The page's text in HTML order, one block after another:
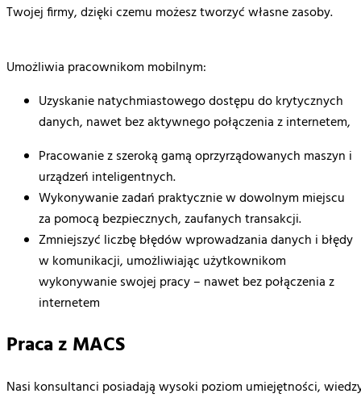
Twojej firmy, dzięki czemu możesz tworzyć własne zasoby.
Umożliwia pracownikom mobilnym:
Uzyskanie natychmiastowego dostępu do krytycznych
danych, nawet bez aktywnego połączenia z internetem,
Pracowanie z szeroką gamą oprzyrządowanych maszyn i
urządzeń inteligentnych.
Wykonywanie zadań praktycznie w dowolnym miejscu
za pomocą bezpiecznych, zaufanych transakcji.
Zmniejszyć liczbę błędów wprowadzania danych i błędy
w komunikacji, umożliwiając użytkownikom
wykonywanie swojej pracy – nawet bez połączenia z
internetem
Praca z MACS
Nasi konsultanci posiadają wysoki poziom umiejętności,